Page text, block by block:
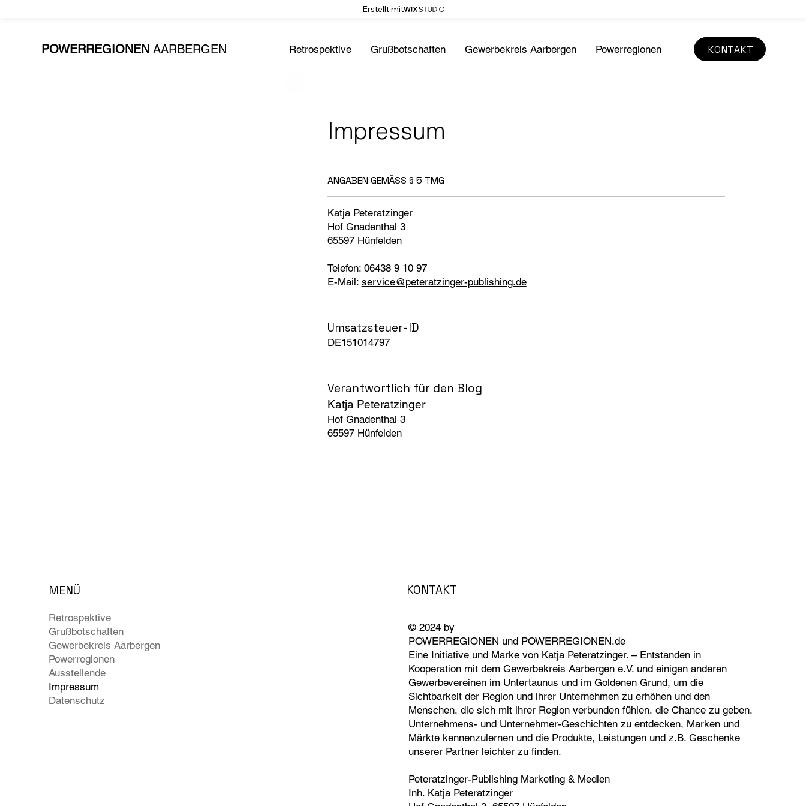
Erstellt mit
POWERREGIONEN AARBERGEN KONTAKT
Retrospektive Grußbotschaften Gewerbekreis Aarbergen Powerregionen Ausstellende
Impressum
ANGABEN GEMÄSS § 5 TMG
Katja Peteratzinger
Hof Gnadenthal 3
65597 Hünfelden
Telefon: 06438 9 10 97
E-Mail: service@peteratzinger-publishing.de
Umsatzsteuer-ID
DE151014797
Verantwortlich für den Blog
Katja Peteratzinger
Hof Gnadenthal 3
65597 Hünfelden
MENÜ
Retrospektive
Grußbotschaften
Gewerbekreis Aarbergen
Powerregionen
Ausstellende
Impressum
Datenschutz
KONTAKT
© 2024 by
POWERREGIONEN und POWERREGIONEN.de
Eine Initiative und Marke von Katja Peteratzinger. – Entstanden in
Kooperation mit dem Gewerbekreis Aarbergen e.V. und einigen anderen
Gewerbevereinen im Untertaunus und im Goldenen Grund, um die
Sichtbarkeit der Region und ihrer Unternehmen zu erhöhen und den
Menschen, die sich mit ihrer Region verbunden fühlen, die Chance zu geben,
Unternehmens- und Unternehmer-Geschichten zu entdecken, Marken und
Märkte kennenzulernen und die Produkte, Leistungen und z.B. Geschenke
unserer Partner leichter zu finden.
Peteratzinger-Publishing Marketing & Medien
Inh. Katja Peteratzinger